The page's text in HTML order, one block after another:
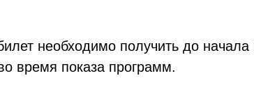
необходимо получить до
время показа программ.